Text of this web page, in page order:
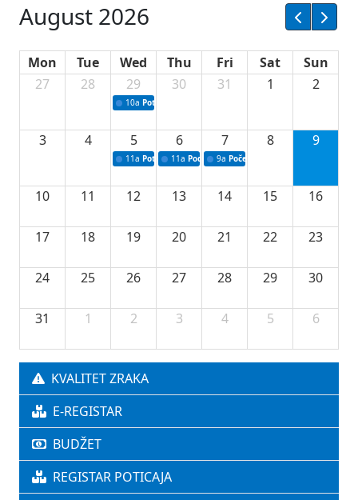
August 2026
Mon Tue Wed Thu Fri Sat
Sun
27
28 29
10a Potpisivanje ugovora sa neprofitnim
30 31 1 2
3 4 5
11a Potpisivanje ugovora o stipendijama za
6
11a Podrška razvoju vodne infrastrukture u
7
9a Početak izgradnje nove
8 9
10 11 12 13 14 15 16
17 18 19 20 21 22 23
24 25 26 27 28 29 30
31 1 2 3 4 5 6
KVALITET ZRAKA
E-REGISTAR
BUDŽET
REGISTAR POTICAJA